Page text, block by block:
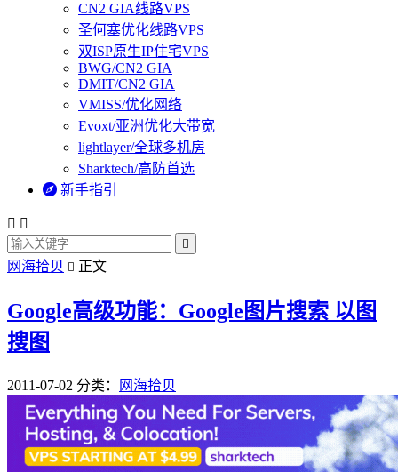
CN2 GIA线路VPS
圣何塞优化线路VPS
双ISP原生IP住宅VPS
BWG/CN2 GIA
DMIT/CN2 GIA
VMISS/优化网络
Evoxt/亚洲优化大带宽
lightlayer/全球多机房
Sharktech/高防首选
 新手指引
 

网海拾贝  正文
Google高级功能：Google图片搜索 以图
搜图
2011-07-02 分类： 网海拾贝